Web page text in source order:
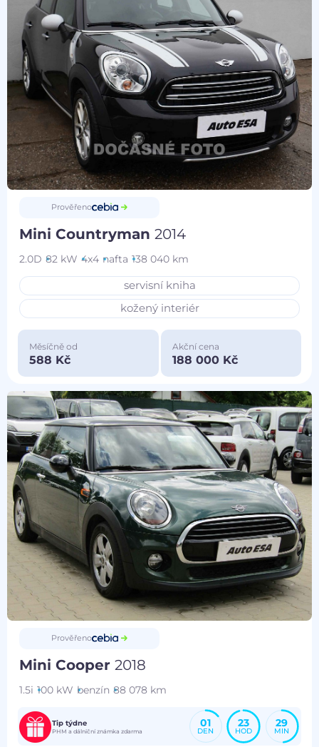
Prověřeno
Mini Countryman2014
2.0D 82 kW 4x4 nafta 138 040 km
servisní kniha
kožený interiér
Měsíčně od
588 Kč
Akční cena
188 000 Kč
Prověřeno
Mini Cooper2018
1.5i 100 kW benzín 88 078 km
Tip týdne
PHM a dálniční známka zdarma
01
DEN
23
HOD
29
MIN